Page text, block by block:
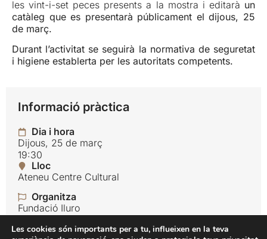
Informació pràctica
Dia i hora
Dijous, 25 de març
19:30
Lloc
Ateneu Centre Cultural
Organitza
Fundació Iluro
Idioma
les vint-i-set peces presents a la mostra i editarà un
catàleg que es presentarà públicament el dijous, 25
de març.
Durant l’activitat se seguirà la normativa de seguretat
i higiene establerta per les autoritats competents.
Les cookies són importants per a tu, influeixen en la teva